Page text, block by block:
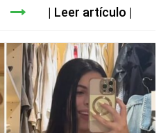
Leer artículo